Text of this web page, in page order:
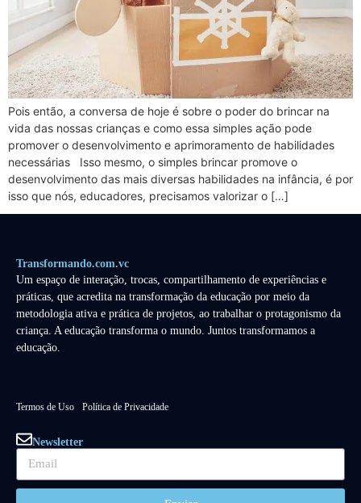
Pois então, a conversa de hoje é sobre o poder do brincar na
vida das nossas crianças e como essa simples ação pode
promover o desenvolvimento e aprimoramento de habilidades
necessárias Isso mesmo, o simples brincar promove o
desenvolvimento das mais diversas habilidades na infância, é por
isso que nós, educadores, precisamos valorizar o […]
Transformando.com.vc
Um espaço de interação, trocas, compartilhamento de experiências e
práticas, que acredita na transformação da educação por meio da
metodologia ativa e prática de projetos, ao trabalhar o protagonismo da
criança. A educação transforma o mundo. Juntos transformamos a
educação.
Termos de Uso Política de Privacidade
Newsletter